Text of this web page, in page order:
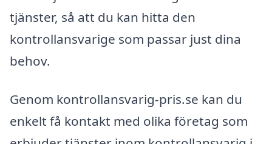
tjänster, så att du kan hitta den
kontrollansvarige som passar just dina
behov.
Genom kontrollansvarig-pris.se kan du
enkelt få kontakt med olika företag som